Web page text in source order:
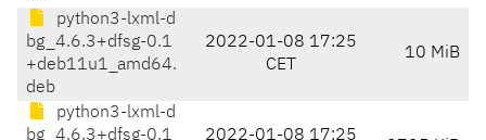
python3-lxml-d
bg_4.6.3+dfsg-0.1
+deb11u1_amd64.
deb
2022-01-08 17:25
CET
10 MiB
python3-lxml-d
bg_4.6.3+dfsg-0.1
2022-01-08 17:25